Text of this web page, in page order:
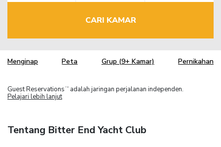
CARI KAMAR
Menginap Peta Grup (9+ Kamar) Pernikahan
Guest Reservations TM
adalah jaringan perjalanan independen.
Pelajari lebih lanjut
Tentang Bitter End Yacht Club